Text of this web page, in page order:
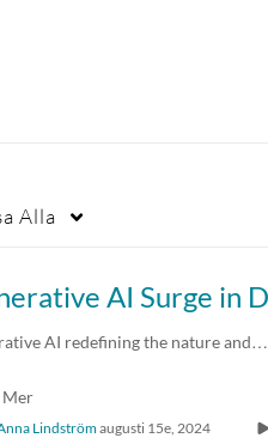
Alla
AI redefining the nature and…
Mer
Lindströmaugusti 15e, 2024